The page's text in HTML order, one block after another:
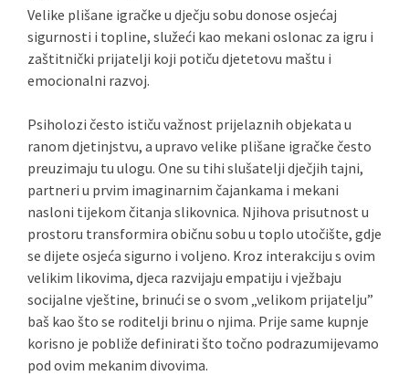
Velike plišane igračke u dječju sobu donose osjećaj
sigurnosti i topline, služeći kao mekani oslonac za igru i
zaštitnički prijatelji koji potiču djetetovu maštu i
emocionalni razvoj.
Psiholozi često ističu važnost prijelaznih objekata u
ranom djetinjstvu, a upravo velike plišane igračke često
preuzimaju tu ulogu. One su tihi slušatelji dječjih tajni,
partneri u prvim imaginarnim čajankama i mekani
nasloni tijekom čitanja slikovnica. Njihova prisutnost u
prostoru transformira običnu sobu u toplo utočište, gdje
se dijete osjeća sigurno i voljeno. Kroz interakciju s ovim
velikim likovima, djeca razvijaju empatiju i vježbaju
socijalne vještine, brinući se o svom „velikom prijatelju”
baš kao što se roditelji brinu o njima. Prije same kupnje
korisno je pobliže definirati što točno podrazumijevamo
pod ovim mekanim divovima.